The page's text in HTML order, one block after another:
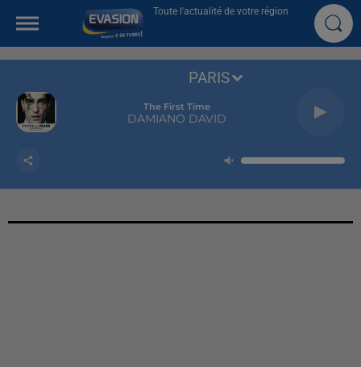
Toute l'actualité de votre région
The First Time
DAMIANO DAVID
PARIS